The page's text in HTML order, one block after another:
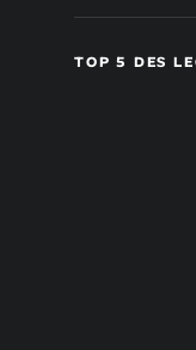
TOP 5 DES